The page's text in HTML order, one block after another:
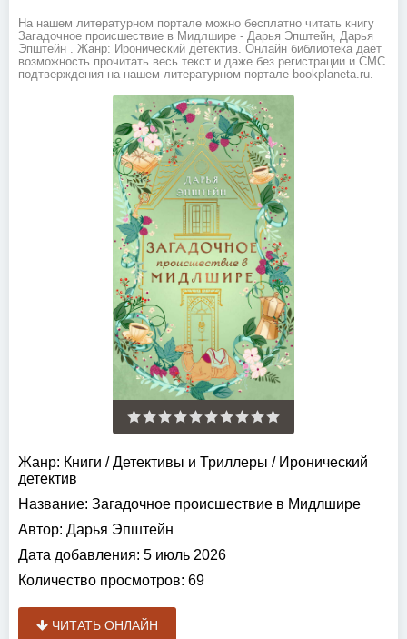
На нашем литературном портале можно бесплатно читать книгу
Загадочное происшествие в Мидлшире - Дарья Эпштейн, Дарья
Эпштейн . Жанр: Иронический детектив. Онлайн библиотека дает
возможность прочитать весь текст и даже без регистрации и СМС
подтверждения на нашем литературном портале bookplaneta.ru.
Жанр: Книги /Детективы и Триллеры / Иронический
детектив
Название: Загадочное происшествие в Мидлшире
Автор: Дарья Эпштейн
Дата добавления: 5 июль 2026
Количество просмотров: 69
ЧИТАТЬ ОНЛАЙН